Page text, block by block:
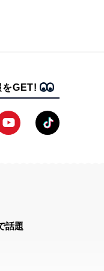
をGET!
話題